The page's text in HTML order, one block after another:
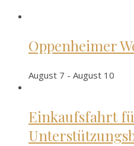
Oppenheimer
August 7 - August 10
Einkaufsfahrt